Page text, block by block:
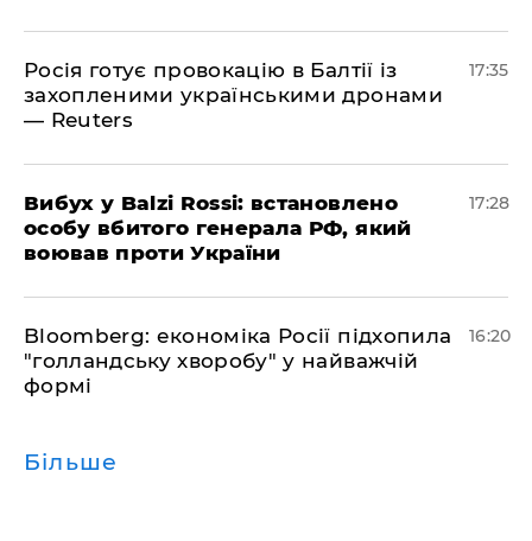
Росія готує провокацію в Балтії із
захопленими українськими дронами
— Reuters
17:35
​Вибух у Balzi Rossi: встановлено
особу вбитого генерала РФ, який
воював проти України
17:28
Bloomberg: економіка Росії підхопила
"голландську хворобу" у найважчій
формі
16:20
Більше